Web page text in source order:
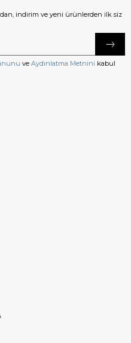
indirim ve yeni ürünlerden ilk siz
ve Aydınlatma Metnini kabul